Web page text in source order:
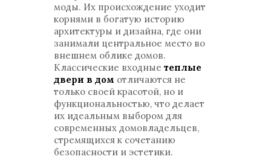
моды. Их происхождение уходит
корнями в богатую историю
архитектуры и дизайна, где они
занимали центральное место во
внешнем облике домов.
Классические входные теплые
двери в дом отличаются не
только своей красотой, но и
функциональностью, что делает
их идеальным выбором для
современных домовладельцев,
стремящихся к сочетанию
безопасности и эстетики.